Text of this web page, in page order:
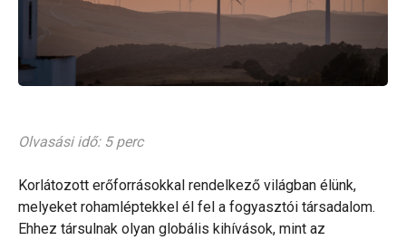
Olvasási idő: 5 perc
Korlátozott erőforrásokkal rendelkező világban élünk,
melyeket rohamléptekkel él fel a fogyasztói társadalom.
Ehhez társulnak olyan globális kihívások, mint az